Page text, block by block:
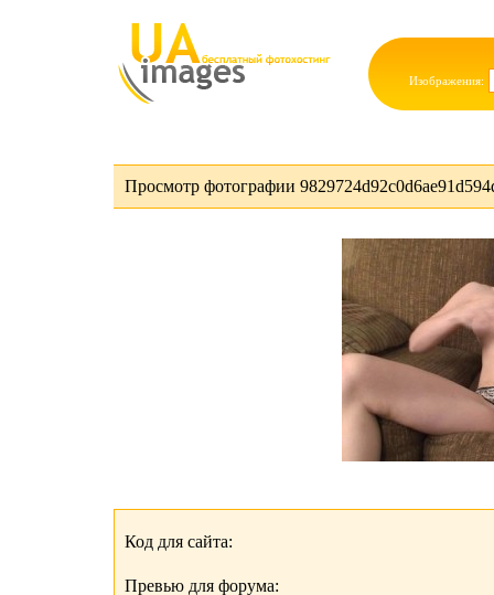
Изображения:
Просмотр фотографии
Код для сайта:
Превью для форума: